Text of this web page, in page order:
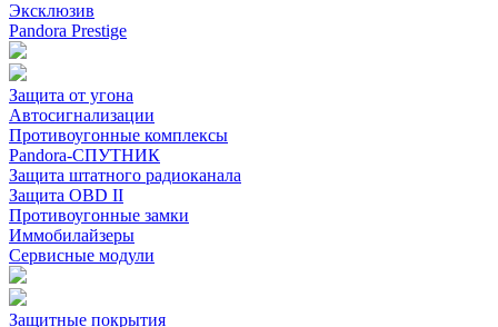
Эксклюзив
Pandora Prestige
Защита от угона
Автосигнализации
Противоугонные комплексы
Pandora-СПУТНИК
Защита штатного радиоканала
Защита OBD II
Противоугонные замки
Иммобилайзеры
Сервисные модули
Защитные покрытия